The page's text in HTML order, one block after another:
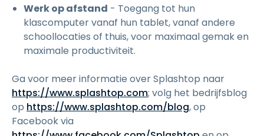
Werk op afstand - Toegang tot hun
klascomputer vanaf hun tablet, vanaf andere
schoollocaties of thuis, voor maximaal gemak en
maximale productiviteit.
Ga voor meer informatie over Splashtop naar
https://www.splashtop.com; volg het bedrijfsblog
op https://www.splashtop.com/blog, op
Facebook via